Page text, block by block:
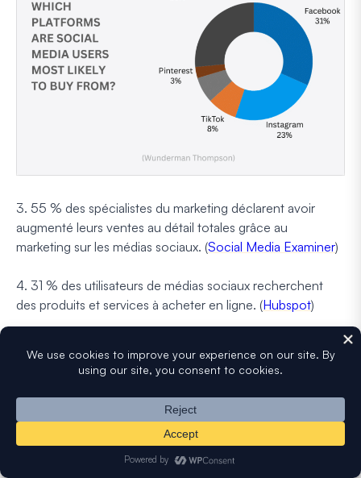
3. 55 % des spécialistes du marketing déclarent avoir
augmenté leurs ventes au détail totales grâce au
marketing sur les médias sociaux. (Social Media Examiner)
4. 31 % des utilisateurs de médias sociaux recherchent
des produits et services à acheter en ligne. (Hubspot)
s'accordent à dire qu'Instagram offre le retour sur
investissement le plus élevé lors de la vente de produits
directement dans l'application. (Hubspot)